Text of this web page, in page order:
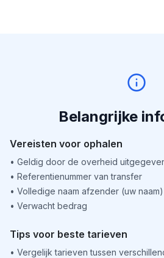
Belangrijke
Vereisten voor ophalen
• Geldig door de overheid
• Referentienummer van transfer
• Volledige naam afzender (uw naam)
• Verwacht bedrag
Tips voor beste tarieven
• Vergelijk tarieven tussen